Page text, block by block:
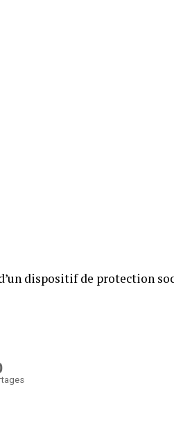
dispositif de protection